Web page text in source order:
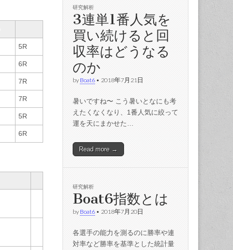
5R
6R
7R
7R
5R
6R
研究解析
3連単1番人気を
買い続けると回
収率はどうなる
のか
by Boat6 • 2018年7月21日
暑いですね〜 こう暑いとなにも考
えたくなくなり、1番人気に絞って
運を天にまかせた…
Read more →
研究解析
Boat6指数とは
by Boat6 • 2018年7月20日
各選手の能力を測るのに勝率や連
対率など勝率を基準とした統計量